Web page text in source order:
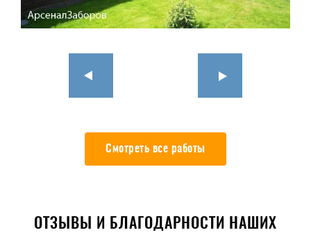
Смотреть все работы
ОТЗЫВЫ И БЛАГОДАРНОСТИ НАШИХ